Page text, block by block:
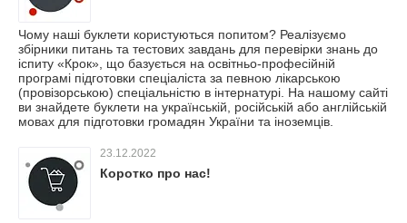
Чому наші буклети користуються попитом? Реалізуємо
збірники питань та тестових завдань для перевірки знань до
іспиту «Крок», що базується на освітньо-професійній
програмі підготовки спеціаліста за певною лікарською
(провізорською) спеціальністю в інтернатурі. На нашому сайті
ви знайдете буклети на українській, російській або англійській
мовах для підготовки громадян України та іноземців.
23.12.2022
Коротко про нас!